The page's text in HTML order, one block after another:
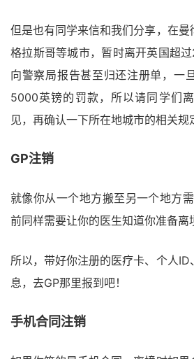
但是也有同学来信和我们分享，在曼
格拉斯哥等城市，暂时离开英国超
向警察局报告甚至归还注册单，一
5000英镑的罚款，所以请同学们
见，再确认一下所在地城市的相关规
GP注销
就像你从一个地方搬至另一个地方
前同样需要让你的医生知道你准备离
所以，带好你注册的医疗卡、个人
息，去GP那里报到吧！
手机合同注销